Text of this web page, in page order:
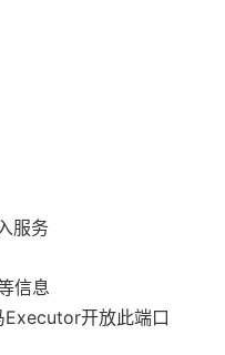
服务
信息
开放此端口